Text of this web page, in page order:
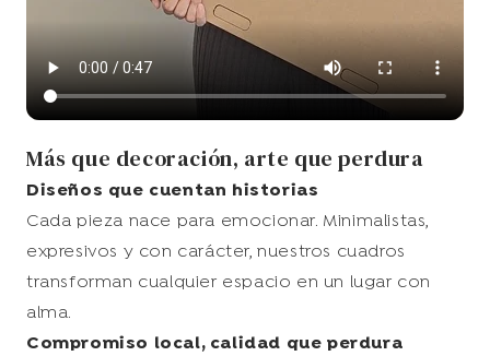
Más que decoración, arte que perdura
Diseños que cuentan historias
Cada pieza nace para emocionar. Minimalistas,
expresivos y con carácter, nuestros cuadros
transforman cualquier espacio en un lugar con
alma.
Compromiso local, calidad que perdura